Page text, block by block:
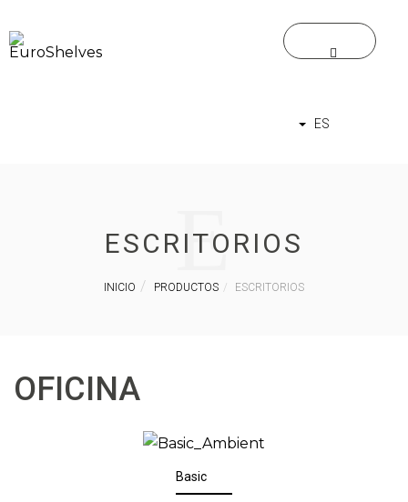
ES
E
ESCRITORIOS
INICIO PRODUCTOS ESCRITORIOS
OFICINA
Basic